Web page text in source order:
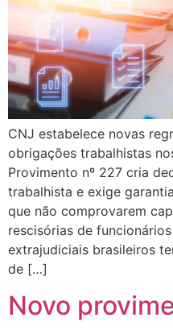
CNJ estabelece novas
obrigações trabalhistas
Provimento nº 227 cria
trabalhista e exige
que não comprovarem
rescisórias de
extrajudiciais brasileiros
de […]
Novo